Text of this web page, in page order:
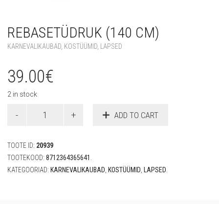
REBASETÜDRUK (140 CM)
KARNEVALIKAUBAD KOSTÜÜMID LAPSED
39.00€
2 in stock
(140
ADD TO CART
TOOTE ID: 20939
TOOTEKOOD: 8712364365641
KATEGOORIAD: KARNEVALIKAUBAD KOSTÜÜMID LAPSED